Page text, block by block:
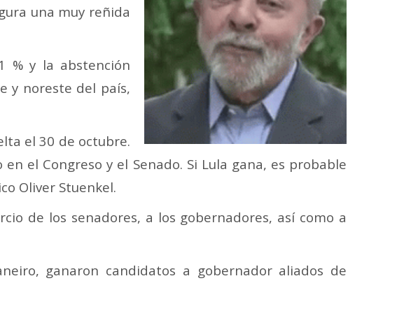
una muy reñida
% y la abstención
y noreste del país,
el 30 de octubre.
el Congreso y el Senado. Si Lula gana, es probable
Oliver Stuenkel.
de los senadores, a los gobernadores, así como a
ganaron candidatos a gobernador aliados de